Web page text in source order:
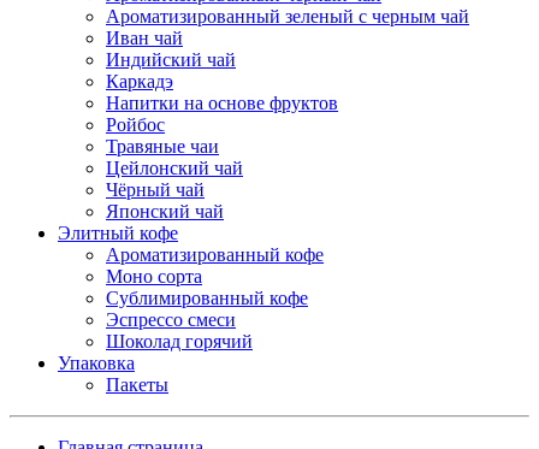
Ароматизированный зеленый с черным чай
Иван чай
Индийский чай
Каркадэ
Напитки на основе фруктов
Ройбос
Травяные чаи
Цейлонский чай
Чёрный чай
Японский чай
Элитный кофе
Ароматизированный кофе
Моно сорта
Сублимированный кофе
Эспрессо смеси
Шоколад горячий
Упаковка
Пакеты